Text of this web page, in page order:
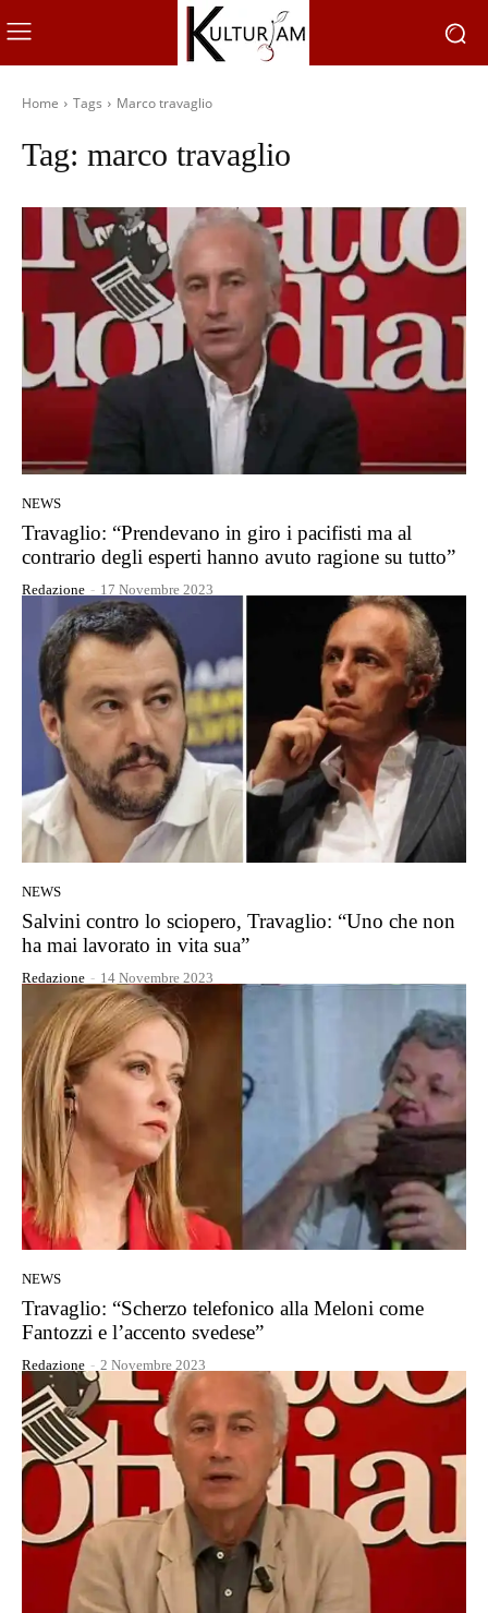
Home Tags Marco travaglio
Tag: marco travaglio
NEWS
Travaglio: “Prendevano in giro i pacifisti ma al
contrario degli esperti hanno avuto ragione su tutto”
Redazione - 17 Novembre 2023
NEWS
Salvini contro lo sciopero, Travaglio: “Uno che non
ha mai lavorato in vita sua”
Redazione - 14 Novembre 2023
NEWS
Travaglio: “Scherzo telefonico alla Meloni come
Fantozzi e l’accento svedese”
Redazione - 2 Novembre 2023